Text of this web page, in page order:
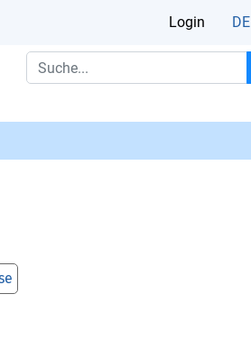
Login DE